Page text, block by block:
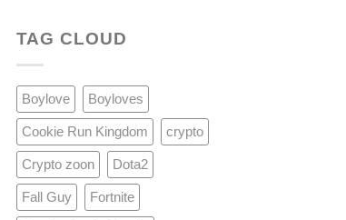
TAG CLOUD
Boylove Boyloves
Cookie Run Kingdom crypto
Crypto zoon Dota2
Fall Guy Fortnite